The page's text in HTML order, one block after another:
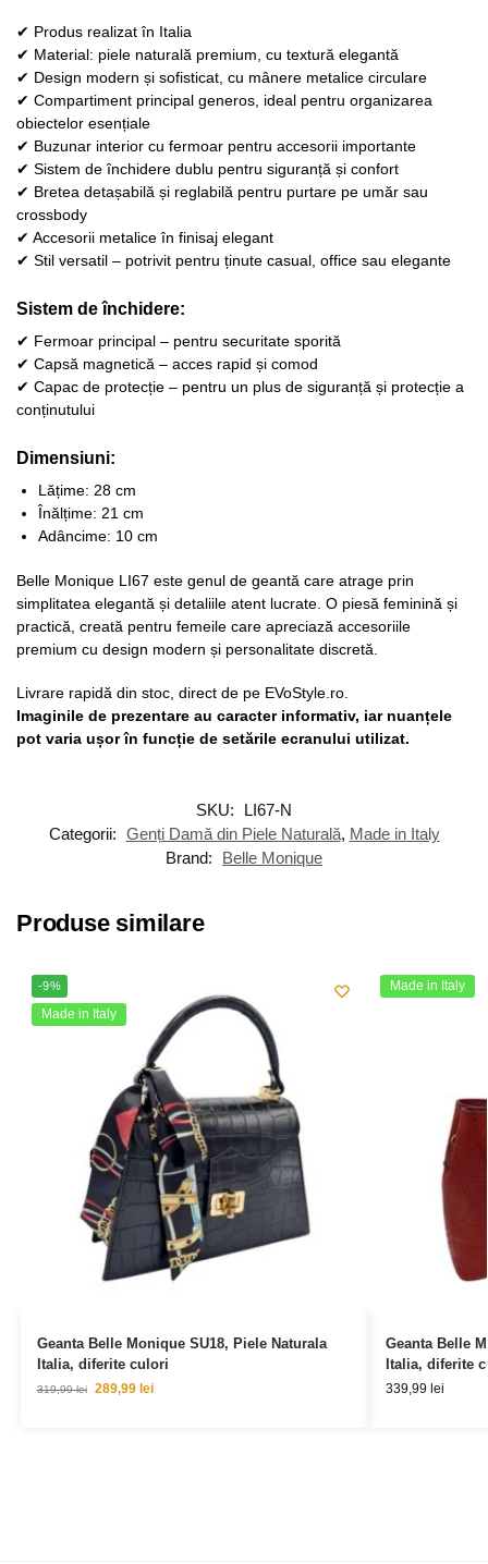
✔ Produs realizat în Italia
✔ Material: piele naturală premium, cu textură elegantă
✔ Design modern și sofisticat, cu mânere metalice circulare
✔ Compartiment principal generos, ideal pentru organizarea
obiectelor esențiale
✔ Buzunar interior cu fermoar pentru accesorii importante
✔ Sistem de închidere dublu pentru siguranță și confort
✔ Bretea detașabilă și reglabilă pentru purtare pe umăr sau
crossbody
✔ Accesorii metalice în finisaj elegant
✔ Stil versatil – potrivit pentru ținute casual, office sau elegante
Sistem de închidere:
✔ Fermoar principal – pentru securitate sporită
✔ Capsă magnetică – acces rapid și comod
✔ Capac de protecție – pentru un plus de siguranță și protecție a
conținutului
Dimensiuni:
Lățime: 28 cm
Înălțime: 21 cm
Adâncime: 10 cm
Belle Monique LI67 este genul de geantă care atrage prin
simplitatea elegantă și detaliile atent lucrate. O piesă feminină și
practică, creată pentru femeile care apreciază accesoriile
premium cu design modern și personalitate discretă.
Livrare rapidă din stoc, direct de pe EVoStyle.ro.
Imaginile de prezentare au caracter informativ, iar nuanțele
pot varia ușor în funcție de setările ecranului utilizat.
SKU:
LI67-N
Categorii: Genți Damă din Piele Naturală, Made in Italy
Brand:
Belle Monique
Produse similare
-9%
Made in Italy
Geanta Belle Monique SU18, Piele Naturala
Italia, diferite culori
319,99lei 289,99 lei
Made in Italy
Geanta Belle
Italia, diferite
339,99 lei